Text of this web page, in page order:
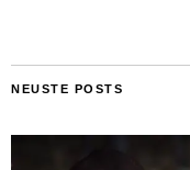
NEUSTE POSTS